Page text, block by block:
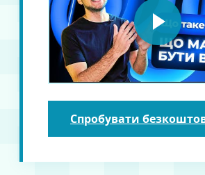
Спробувати